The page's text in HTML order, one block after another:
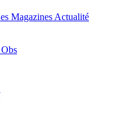
Magazines Actualité